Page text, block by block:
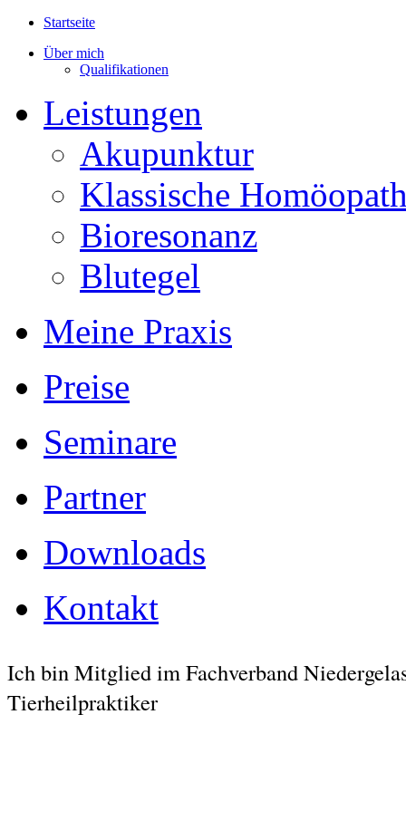
Startseite
Über mich
Qualifikationen
Leistungen
Akupunktur
Klassische
Bioresonanz
Blutegel
Meine Praxis
Preise
Seminare
Partner
Downloads
Kontakt
Ich bin Mitglied im Fachverband
Tierheilpraktiker